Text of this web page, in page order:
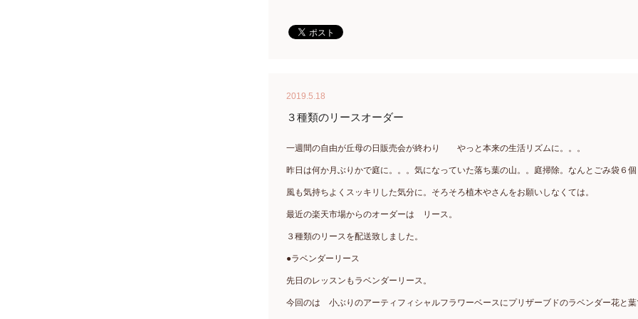
2019.5.18
３種類のリースオーダー
一週間の自由が丘母の日販売会が終わり やっと本来の生活リズムに。。。
昨日は何か月ぶりかで庭に。。。気になっていた落ち葉の山。。庭掃除。なんとごみ袋６
風も気持ちよくスッキリした気分に。そろそろ植木やさんをお願いしなくては。
最近の楽天市場からのオーダーは リース。
３種類のリースを配送致しました。
●ラベンダーリース
先日のレッスンもラベンダーリース。
今回のは 小ぶりのアーティフィシャルフラワーベースにプリザーブドのラベンダー花と